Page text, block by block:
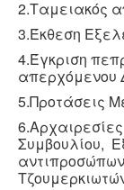
2.Ταμειακός
3.Έκθεση
4.Έγκριση
απερχόμενου
5.Προτάσεις
Συμβουλίου,